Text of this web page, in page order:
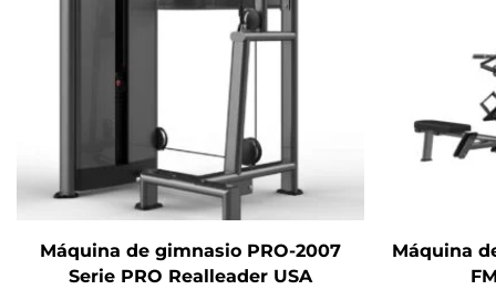
Máquina de gimnasio PRO-2007
Serie PRO Realleader USA
Máquina